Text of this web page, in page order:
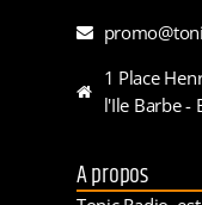
1 Place
l'Ile Barbe -
A propos